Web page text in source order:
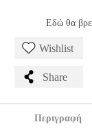
Εδώ θα
Wishlist
Share
Περιγραφή